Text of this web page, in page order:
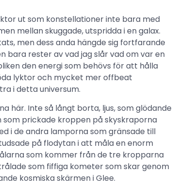
ut som konstellationer inte bara med
mellan skuggade, utspridda i en galax.
men dess anda hängde sig fortfarande
bara rester av vad jag slår vad om var en
den energi som behövs för att hålla
lyktor och mycket mer offbeat
i detta universum.
här. Inte så långt borta, ljus, som glödande
prickade kroppen på skyskraporna
i de andra lamporna som gränsade till
på flodytan i att måla en enorm
som kommer från de tre kropparna
som fiffiga kometer som skar genom
kosmiska skärmen i Glee.